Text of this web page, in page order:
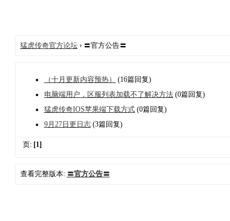
猛虎传奇官方论坛› 〓官方公告〓
（十月更新内容预热）
(16篇回复)
电脑端用户，区服列表加载不了解决方法(0篇回复)
猛虎传奇IOS苹果端下载方式(0篇回复)
9月27日更日志(3篇回复)
页: [1]
查看完整版本: 〓官方公告〓